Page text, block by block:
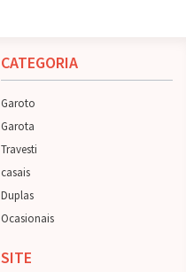
CATEGORIA
Garoto
Garota
Travesti
casais
Duplas
Ocasionais
SITE